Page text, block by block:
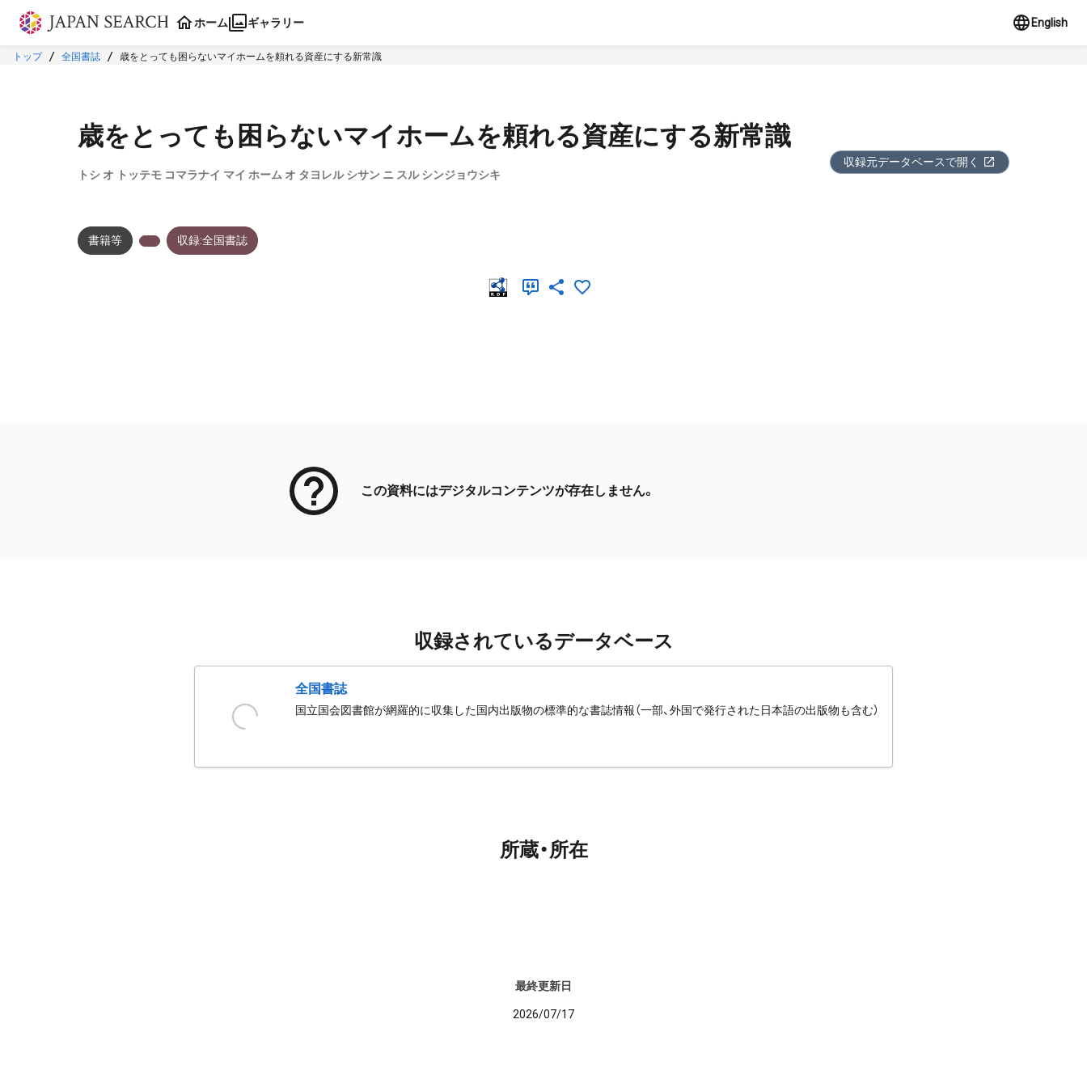
本文に飛ぶ
ホーム ギャラリー English
トップ 全国書誌 歳をとっても困らないマイホームを頼れる資産にする新常識
歳をとっても困らないマイホームを頼れる資産にする新常識
トシ オ トッテモ コマラナイ マイ ホーム オ タヨレル シサン ニ スル シンジョウシキ
収録元データベースで開く
書籍等 収録:全国書誌
この資料にはデジタルコンテンツが存在しません。
収録されているデータベース
全国書誌
国立国会図書館が網羅的に収集した国内出版物の標準的な書誌情報（一部、外国で発行された日本語の出版物も含む）
所蔵・所在
最終更新日
2026/07/17